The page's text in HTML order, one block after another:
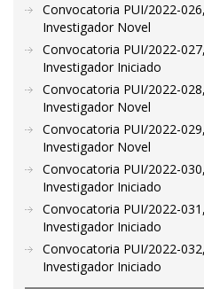
Convocatoria PUI/2022-
Investigador Novel
Convocatoria PUI/2022-
Investigador Iniciado
Convocatoria PUI/2022-
Investigador Novel
Convocatoria PUI/2022-
Investigador Novel
Convocatoria PUI/2022-
Investigador Iniciado
Convocatoria PUI/2022-
Investigador Iniciado
Convocatoria PUI/2022-
Investigador Iniciado